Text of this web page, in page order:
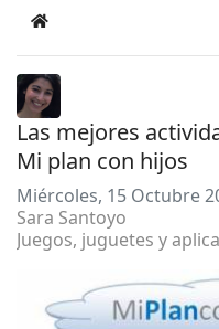
Home
Las mejores
Mi plan con hijos
Miércoles, 15 Octubre
Sara Santoyo
Juegos, juguetes y